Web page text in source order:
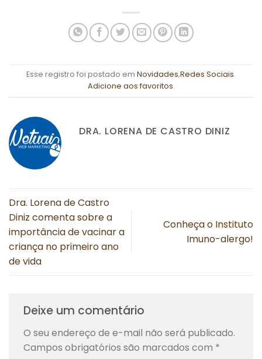
Esse registro foi postado em Novidades,Redes Sociais.
Adicione aos favoritos.
DRA. LORENA DE CASTRO DINIZ
Dra. Lorena de Castro
Diniz comenta sobre a
importância de vacinar a
criança no primeiro ano
de vida
Conheça o Instituto
Imuno-alergo!
Deixe um comentário
O seu endereço de e-mail não será publicado.
Campos obrigatórios são marcados com *